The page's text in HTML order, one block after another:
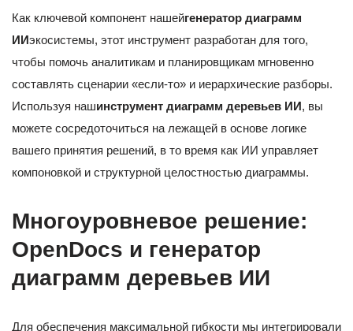
Как ключевой компонент нашейгенератор диаграмм
ИИэкосистемы, этот инструмент разработан для того,
чтобы помочь аналитикам и планировщикам мгновенно
составлять сценарии «если-то» и иерархические разборы.
Используя нашинструмент диаграмм деревьев ИИ, вы
можете сосредоточиться на лежащей в основе логике
вашего принятия решений, в то время как ИИ управляет
компоновкой и структурной целостностью диаграммы.
Многоуровневое решение:
OpenDocs и генератор
диаграмм деревьев ИИ
Для обеспечения максимальной гибкости мы интегрировали